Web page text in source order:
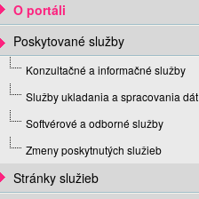
O portáli
Poskytované služby
Konzultačné a informačné služby
Služby ukladania a spracovania dát
Softvérové a odborné služby
Zmeny poskytnutých služieb
Stránky služieb